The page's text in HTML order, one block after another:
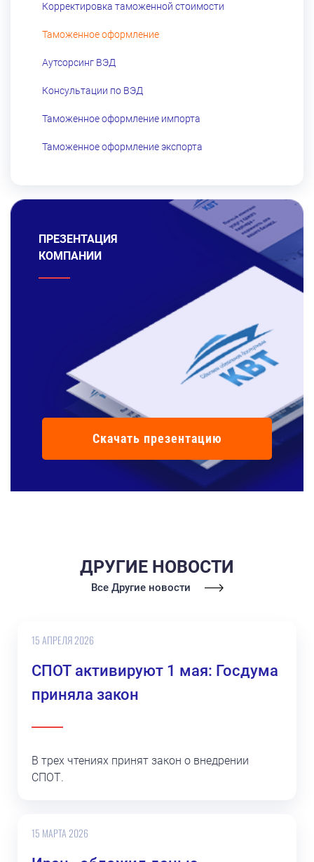
Корректировка таможенной стоимости
Таможенное оформление
Аутсорсинг ВЭД
Консультации по ВЭД
Таможенное оформление импорта
Таможенное оформление экспорта
ПРЕЗЕНТАЦИЯ
КОМПАНИИ
Скачать презентацию
ДРУГИЕ НОВОСТИ
Все Другие новости
15 АПРЕЛЯ 2026
СПОТ активируют 1 мая: Госдума
приняла закон
В трех чтениях принят закон о внедрении
СПОТ.
15 МАРТА 2026